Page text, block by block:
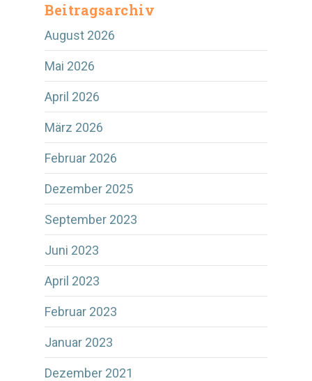
Beitragsarchiv
August 2026
Mai 2026
April 2026
März 2026
Februar 2026
Dezember 2025
September 2023
Juni 2023
April 2023
Februar 2023
Januar 2023
Dezember 2021